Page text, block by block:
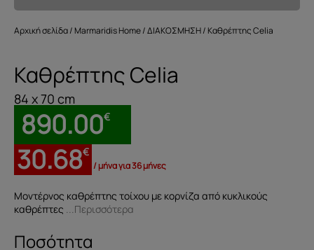
Αρχική σελίδα/ Marmaridis Home/ΔΙΑΚΟΣΜΗΣΗ/ Καθρέπτης Celia
Καθρέπτης Celia
84 x 70 cm
890.00€
30.68€
/ μήνα για 36 μήνες
Μοντέρνος καθρέπτης τοίχου με κορνίζα από κυκλικούς
καθρέπτες ...Περισσότερα
Καθρέπτης